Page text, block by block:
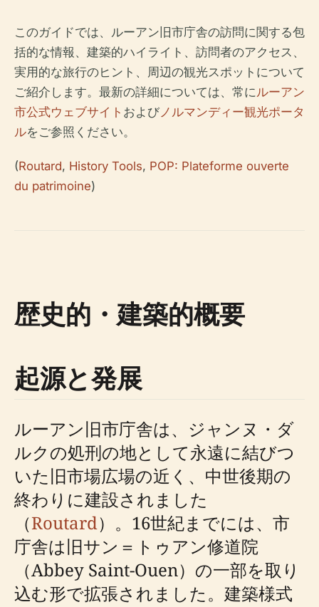
このガイドでは、ルーアン旧市庁舎の訪問に関する包
括的な情報、建築的ハイライト、訪問者のアクセス、
実用的な旅行のヒント、周辺の観光スポットについて
ご紹介します。最新の詳細については、常にルーアン
市公式ウェブサイト およびノルマンディー観光ポータ
ルをご参照ください。
(Routard, History Tools, POP: Plateforme ouverte
du patrimoine)
歴史的・建築的概要
起源と発展
ルーアン旧市庁舎は、ジャンヌ・ダ
ルクの処刑の地として永遠に結びつ
いた旧市場広場の近く、中世後期の
終わりに建設されました
（Routard）。16世紀までには、市
庁舎は旧サン＝トゥアン修道院
（Abbey Saint-Ouen）の一部を取り
込む形で拡張されました。建築様式